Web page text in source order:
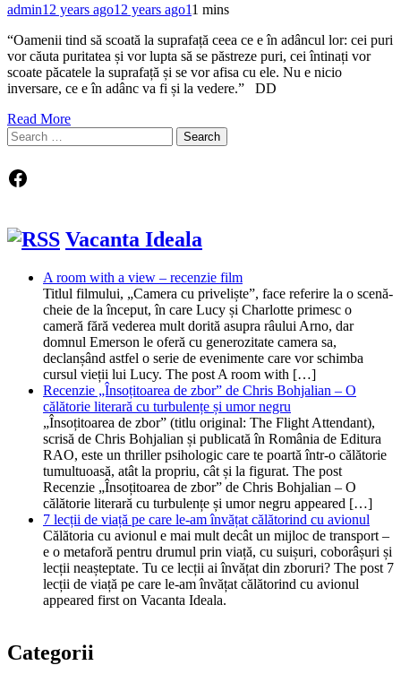
admin12 years ago12 years ago11 mins
“Oamenii tind să scoată la suprafață ceea ce e în adâncul lor: cei puri
vor căuta puritatea și vor lupta să se păstreze puri, cei întinați vor
scoate păcatele la suprafață și se vor afisa cu ele. Nu e nicio
inversare, ce e în adânc va fi și la vedere.” DD
Read More
Search
for:
Facebook
Vacanta Ideala
A room with a view – recenzie film
Titlul filmului, „Camera cu priveliște”, face referire la o scenă-
cheie de la început, în care Lucy și Charlotte primesc o
cameră fără vederea mult dorită asupra râului Arno, dar
domnul Emerson le oferă cu generozitate camera sa,
declanșând astfel o serie de evenimente care vor schimba
cursul vieții lui Lucy. The post A room with […]
Recenzie „Însoțitoarea de zbor” de Chris Bohjalian – O
călătorie literară cu turbulențe și umor negru
„Însoțitoarea de zbor” (titlu original: The Flight Attendant),
scrisă de Chris Bohjalian și publicată în România de Editura
RAO, este un thriller psihologic care te poartă într-o călătorie
tumultuoasă, atât la propriu, cât și la figurat. The post
Recenzie „Însoțitoarea de zbor” de Chris Bohjalian – O
călătorie literară cu turbulențe și umor negru appeared […]
7 lecții de viață pe care le-am învățat călătorind cu avionul
Călătoria cu avionul e mai mult decât un mijloc de transport –
e o metaforă pentru drumul prin viață, cu suișuri, coborâșuri și
lecții neașteptate. Tu ce lecții ai învățat din zboruri? The post 7
lecții de viață pe care le-am învățat călătorind cu avionul
appeared first on Vacanta Ideala.
Categorii